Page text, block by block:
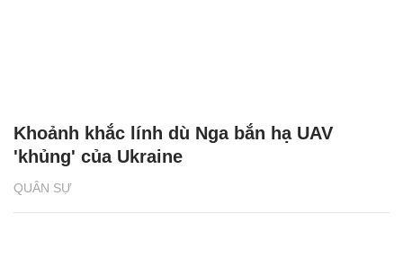
QUÂN SỰ
Khoảnh khắc lính dù Nga bắn hạ UAV
'khủng' của Ukraine